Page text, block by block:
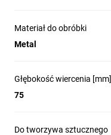
Materiał do obróbki
Metal
Głębokość wiercenia [mm]
75
Do tworzywa sztucznego